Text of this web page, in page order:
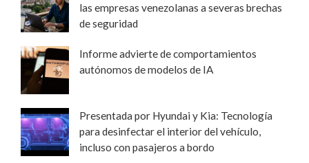
las empresas venezolanas a severas brechas
de seguridad
Informe advierte de comportamientos
autónomos de modelos de IA
Presentada por Hyundai y Kia: Tecnología
para desinfectar el interior del vehículo,
incluso con pasajeros a bordo